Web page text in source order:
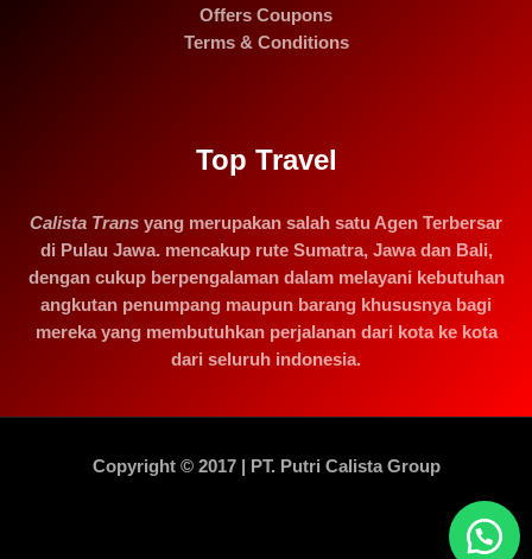
Offers Coupons
Terms & Conditions
Top Travel
Calista Trans yang merupakan salah satu Agen Terbersar
di Pulau Jawa. mencakup rute Sumatra, Jawa dan Bali,
dengan cukup berpengalaman dalam melayani kebutuhan
angkutan penumpang maupun barang khususnya bagi
mereka yang membutuhkan perjalanan dari kota ke kota
dari seluruh indonesia.
Copyright © 2017 | PT. Putri Calista Group